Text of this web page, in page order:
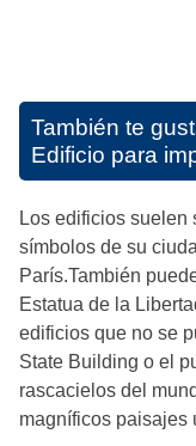
También te
Edificio para
Los edificios suelen
símbolos de su
París.También
Estatua de la
edificios que no se
State Building o el
rascacielos del
magníficos paisajes